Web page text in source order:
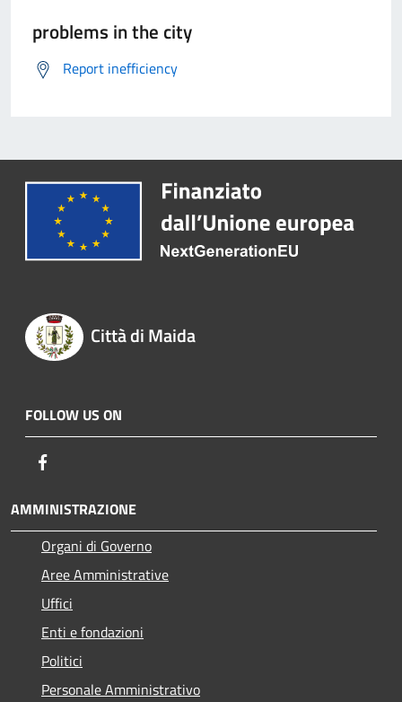
problems in the city
Report inefficiency
Città di Maida
FOLLOW US ON
AMMINISTRAZIONE
Organi di Governo
Aree Amministrative
Uffici
Enti e fondazioni
Politici
Personale Amministrativo